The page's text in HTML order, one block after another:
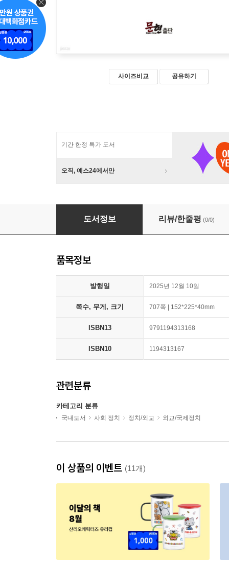
사이즈비교 공유하기
기간 한정 특가 도서
오직, 예스24에서만
한중수교 이립의 해에서 본 회고와 전망
도서정보 리뷰/한줄평 (0/0)
품목정보
발행일 2025년 12월 10일
쪽수, 무게, 크기 707쪽 | 152*225*40mm
ISBN13 9791194313168
ISBN10 1194313167
관련분류
카테고리 분류
국내도서 사회 정치 정치/외교 외교/국제정치
이 상품의 이벤트 (11개)